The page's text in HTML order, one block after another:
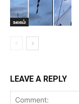
உலகம்
LEAVE A REPLY